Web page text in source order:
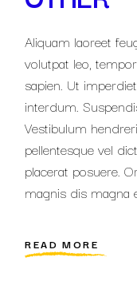
Aliquam laoreet
volutpat leo,
sapien. Ut
interdum.
Vestibulum
pellentesque vel
placerat posuere.
magnis dis magna
READ MORE